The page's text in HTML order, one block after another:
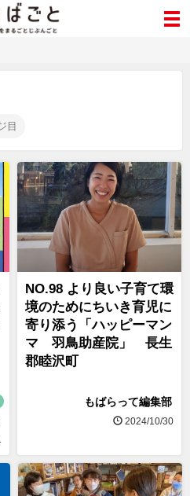
目
NO.98 より良い子育て環
境のためにちいき育児に
寄り添う「ハッピーマン
マ 羽鳥助産院」 長生
郡睦沢町
もばらって編集部
2024/10/30